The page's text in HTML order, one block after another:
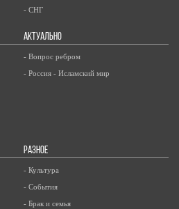
- СНГ
АКТУАЛЬНО
- Вопрос ребром
- Россия - Исламский мир
РАЗНОЕ
- Культура
- События
- Брак и семья